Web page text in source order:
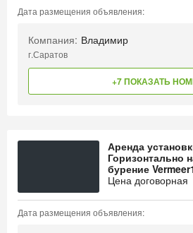
Дата размещения объявления:
Компания: Владимир
г.Саратов
+7 ПОКАЗАТЬ
Аренда
Горизонтально
бурение
Цена договорная
Дата размещения объявления: